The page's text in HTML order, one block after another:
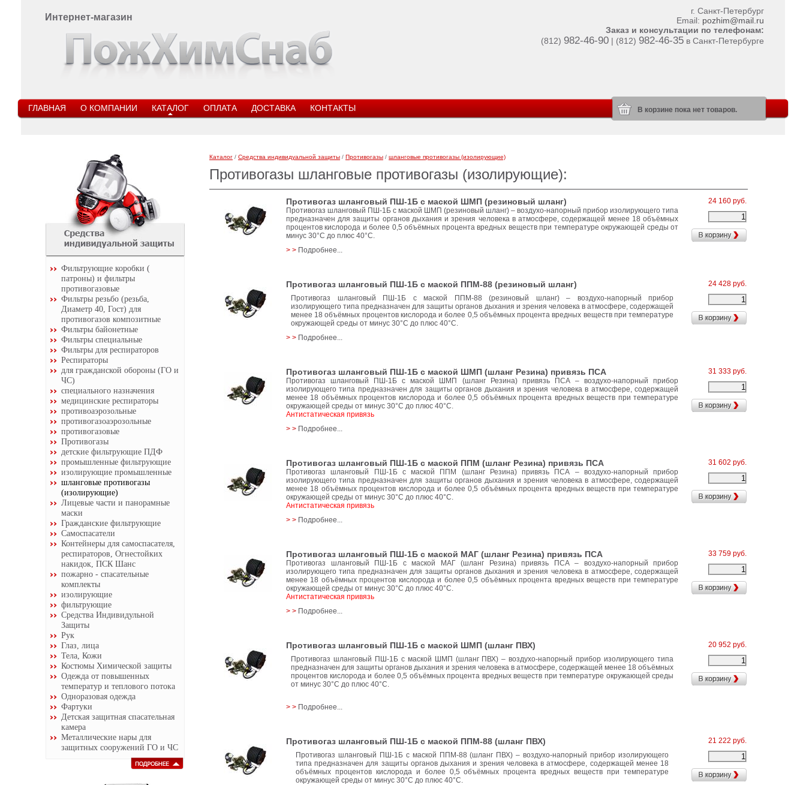
Интернет-магазин
г. Санкт-Петербург
Email: pozhim@mail.ru
Заказ и консультации по телефонам:
(812) 982-46-90 | (812) 982-46-35 в Санкт-Петербурге
ГЛАВНАЯ О КОМПАНИИ КАТАЛОГ ОПЛАТА ДОСТАВКА КОНТАКТЫ В корзине пока нет товаров.
Фильтрующие коробки (
патроны) и фильтры
противогазовые
Фильтры резьбо (резьба,
Диаметр 40, Гост) для
противогазов композитные
Фильтры байонетные
Фильтры специальные
Фильтры для респираторов
Респираторы
для гражданской обороны (ГО и
ЧС)
специального назначения
медицинские респираторы
противоаэрозольные
противогазоаэрозольные
противогазовые
Противогазы
детские фильтрующие ПДФ
промышленные фильтрующие
изолирующие промышленные
шланговые противогазы
(изолирующие)
Лицевые части и панорамные
маски
Гражданские фильтрующие
Самоспасатели
Контейнеры для самоспасателя,
респираторов, Огнестойких
накидок, ПСК Шанс
пожарно - спасательные
комплекты
изолирующие
фильтрующие
Средства Индивидульной
Защиты
Рук
Глаз, лица
Тела, Кожи
Костюмы Химической защиты
Одежда от повышенных
температур и теплового потока
Одноразовая одежда
Фартуки
Детская защитная спасательная
камера
Металлические нары для
защитных сооружений ГО и ЧС
Каталог / Средства индивидуальной защиты / Противогазы / шланговые противогазы (изолирующие)
Противогазы шланговые противогазы (изолирующие):
Противогаз шланговый ПШ-1Б с маской ШМП (резиновый шланг)
Противогаз шланговый ПШ-1Б с маской ШМП (резиновый шланг) – воздухо-напорный прибор изолирующего типа
предназначен для защиты органов дыхания и зрения человека в атмосфере, содержащей менее 18 объёмных
процентов кислорода и более 0,5 объёмных процента вредных веществ при температуре окружающей среды от
минус 30°C до плюс 40°C.
> > Подробнее...
24 160 руб.
Противогаз шланговый ПШ-1Б с маской ППМ-88 (резиновый шланг)
Противогаз шланговый ПШ-1Б с маской ППМ-88 (резиновый шланг) – воздухо-напорный прибор
изолирующего типа предназначен для защиты органов дыхания и зрения человека в атмосфере, содержащей
менее 18 объёмных процентов кислорода и более 0,5 объёмных процента вредных веществ при температуре
окружающей среды от минус 30°C до плюс 40°C.
> > Подробнее...
24 428 руб.
Противогаз шланговый ПШ-1Б с маской ШМП (шланг Резина) привязь ПСА
Противогаз шланговый ПШ-1Б с маской ШМП (шланг Резина) привязь ПСА – воздухо-напорный прибор
изолирующего типа предназначен для защиты органов дыхания и зрения человека в атмосфере, содержащей
менее 18 объёмных процентов кислорода и более 0,5 объёмных процента вредных веществ при температуре
окружающей среды от минус 30°C до плюс 40°C.
Антистатическая привязь
> > Подробнее...
31 333 руб.
Противогаз шланговый ПШ-1Б с маской ППМ (шланг Резина) привязь ПСА
Противогаз шланговый ПШ-1Б с маской ППМ (шланг Резина) привязь ПСА – воздухо-напорный прибор
изолирующего типа предназначен для защиты органов дыхания и зрения человека в атмосфере, содержащей
менее 18 объёмных процентов кислорода и более 0,5 объёмных процента вредных веществ при температуре
окружающей среды от минус 30°C до плюс 40°C.
Антистатическая привязь
> > Подробнее...
31 602 руб.
Противогаз шланговый ПШ-1Б с маской МАГ (шланг Резина) привязь ПСА
Противогаз шланговый ПШ-1Б с маской МАГ (шланг Резина) привязь ПСА – воздухо-напорный прибор
изолирующего типа предназначен для защиты органов дыхания и зрения человека в атмосфере, содержащей
менее 18 объёмных процентов кислорода и более 0,5 объёмных процента вредных веществ при температуре
окружающей среды от минус 30°C до плюс 40°C.
Антистатическая привязь
> > Подробнее...
33 759 руб.
Противогаз шланговый ПШ-1Б с маской ШМП (шланг ПВХ)
Противогаз шланговый ПШ-1Б с маской ШМП (шланг ПВХ) – воздухо-напорный прибор изолирующего типа
предназначен для защиты органов дыхания и зрения человека в атмосфере, содержащей менее 18 объёмных
процентов кислорода и более 0,5 объёмных процента вредных веществ при температуре окружающей среды
от минус 30°C до плюс 40°C.
> > Подробнее...
20 952 руб.
Противогаз шланговый ПШ-1Б с маской ППМ-88 (шланг ПВХ)
Противогаз шланговый ПШ-1Б с маской ППМ-88 (шланг ПВХ) – воздухо-напорный прибор изолирующего
типа предназначен для защиты органов дыхания и зрения человека в атмосфере, содержащей менее 18
объёмных процентов кислорода и более 0,5 объёмных процента вредных веществ при температуре
окружающей среды от минус 30°C до плюс 40°C.
21 222 руб.